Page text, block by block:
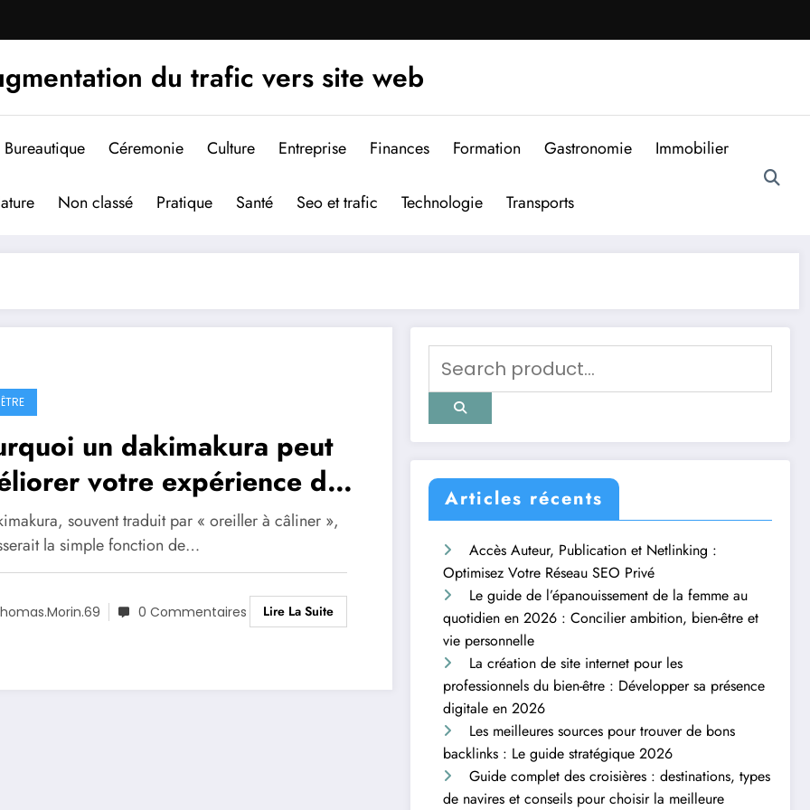
du trafic vers site web
Bureautique Céremonie Culture Entreprise Finances Formation Gastronomie Immobilier
Non classé Pratique Santé Seo et trafic Technologie Transports
un dakimakura peut
votre expérience de
souvent traduit par « oreiller à câliner »,
la simple fonction de…
0 Commentaires Lire La Suite
Articles récents
Accès Auteur, Publication et Netlinking :
Optimisez Votre Réseau SEO Privé
Le guide de l’épanouissement de la femme au
quotidien en 2026 : Concilier ambition, bien-être et
vie personnelle
La création de site internet pour les
professionnels du bien-être : Développer sa présence
digitale en 2026
Les meilleures sources pour trouver de bons
backlinks : Le guide stratégique 2026
Guide complet des croisières : destinations, types
de navires et conseils pour choisir la meilleure